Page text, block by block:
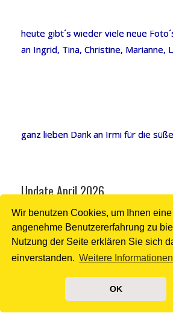
Wir benutzen Cookies, um Ihnen eine
angenehme Benutzererfahrung zu
Nutzung der Seite erklären Sie sich
einverstanden. Weitere Informationen
OK
heute gibt´s wieder viele neue
an Ingrid, Tina, Christine, Marianne,
ganz lieben Dank an Irmi für die
Update April 2026
Ganz lieben Dank an Christine und
Herzkissen für die Palliativstation in